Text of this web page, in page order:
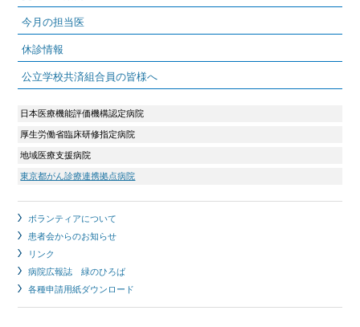
今月の担当医
休診情報
公立学校共済組合員の皆様へ
日本医療機能評価機構認定病院
厚生労働省臨床研修指定病院
地域医療支援病院
東京都がん診療連携拠点病院
ボランティアについて
患者会からのお知らせ
リンク
病院広報誌 緑のひろば
各種申請用紙ダウンロード